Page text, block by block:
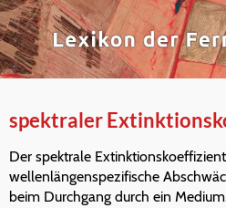
spektraler
Der spektrale
wellenlängenspezifische
beim Durchgang durch ein